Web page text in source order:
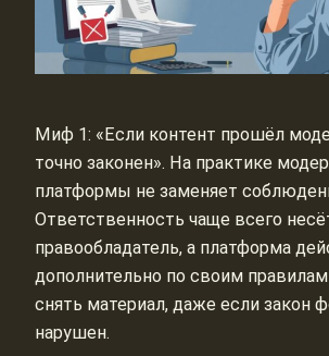
Миф 1: «Если контент прошёл
точно законен». На практике
платформы не заменяет
Ответственность чаще всего
правообладатель, а платформа
дополнительно по своим
снять материал, даже если закон
нарушен.